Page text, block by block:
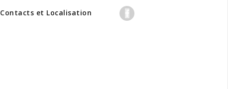
Contacts et Localisation